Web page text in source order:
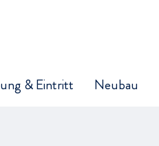
& Eintritt Neubau